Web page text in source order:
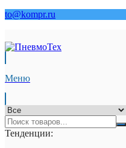
to@kompr.ru
Меню
Тенденции: